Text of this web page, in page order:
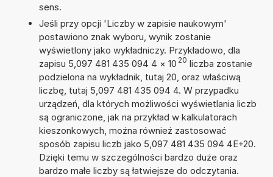
sens.
Jeśli przy opcji 'Liczby w zapisie naukowym'
postawiono znak wyboru, wynik zostanie
wyświetlony jako wykładniczy. Przykładowo, dla
zapisu 5,097 481 435 094 4 × 10 20 liczba zostanie
podzielona na wykładnik, tutaj 20, oraz właściwą
liczbę, tutaj 5,097 481 435 094 4. W przypadku
urządzeń, dla których możliwości wyświetlania liczb
są ograniczone, jak na przykład w kalkulatorach
kieszonkowych, można również zastosować
sposób zapisu liczb jako 5,097 481 435 094 4E+20.
Dzięki temu w szczególności bardzo duże oraz
bardzo małe liczby są łatwiejsze do odczytania.